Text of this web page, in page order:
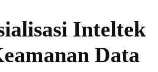
Inteltek
Data